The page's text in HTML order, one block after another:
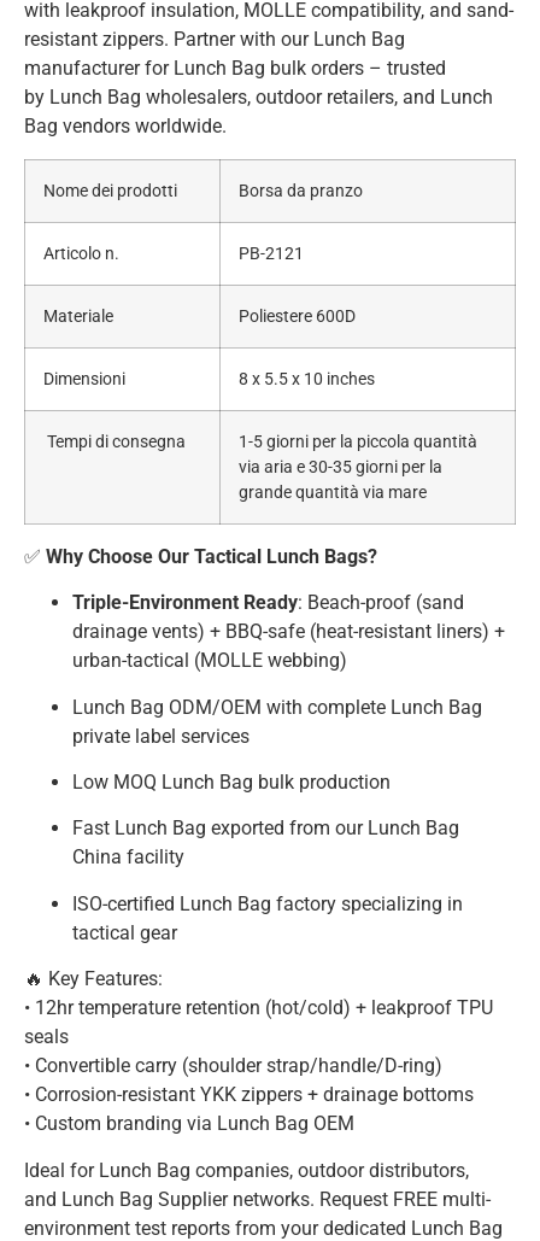
with leakproof insulation, MOLLE compatibility, and sand-
resistant zippers. Partner with our Lunch Bag
manufacturer for Lunch Bag bulk orders – trusted
by Lunch Bag wholesalers, outdoor retailers, and Lunch
Bag vendors worldwide.
Nome dei prodotti Borsa da pranzo
Articolo n. PB-2121
Materiale Poliestere 600D
Dimensioni 8 x 5.5 x 10 inches
Tempi di consegna
1-5 giorni per la piccola quantità
via aria e 30-35 giorni per la
grande quantità via mare
✅ Why Choose Our Tactical Lunch Bags?
Triple-Environment Ready: Beach-proof (sand
drainage vents) + BBQ-safe (heat-resistant liners) +
urban-tactical (MOLLE webbing)
Lunch Bag ODM/OEM with complete Lunch Bag
private label services
Low MOQ Lunch Bag bulk production
Fast Lunch Bag exported from our Lunch Bag
China facility
ISO-certified Lunch Bag factory specializing in
tactical gear
🔥 Key Features:
• 12hr temperature retention (hot/cold) + leakproof TPU
seals
• Convertible carry (shoulder strap/handle/D-ring)
• Corrosion-resistant YKK zippers + drainage bottoms
• Custom branding via Lunch Bag OEM
Ideal for Lunch Bag companies, outdoor distributors,
and Lunch Bag Supplier networks. Request FREE multi-
environment test reports from your dedicated Lunch Bag